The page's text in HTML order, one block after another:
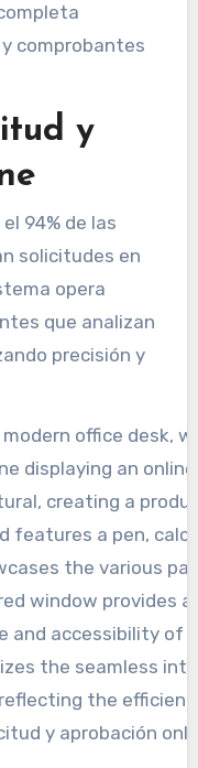
comprobantes
y
94% de las
solicitudes en
opera
que analizan
precisión y